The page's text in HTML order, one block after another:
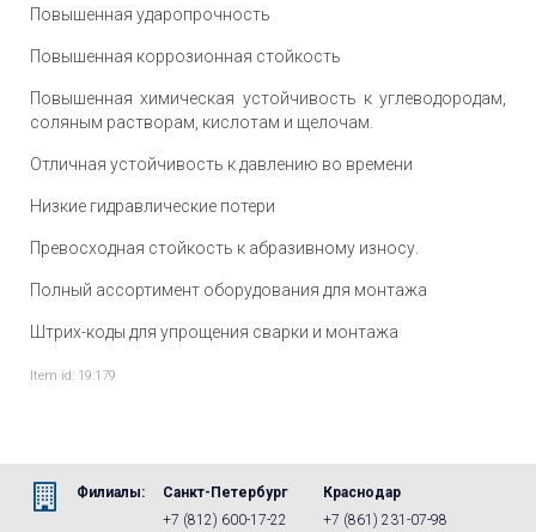
Повышенная ударопрочность
Повышенная коррозионная стойкость
Повышенная химическая устойчивость к углеводородам,
соляным растворам, кислотам и щелочам.
Отличная устойчивость к давлению во времени
Низкие гидравлические потери
Превосходная стойкость к абразивному износу.
Полный ассортимент оборудования для монтажа
Штрих-коды для упрощения сварки и монтажа
Item id: 19:179
Филиалы:
Санкт-Петербург
+7 (812) 600-17-22
Краснодар
+7 (861) 231-07-98